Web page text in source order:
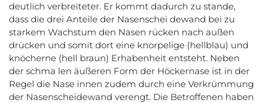
deutlich verbreiteter. Er kommt dadurch zu stande,
dass die drei Anteile der Nasenschei dewand bei zu
starkem Wachstum den Nasen rücken nach außen
drücken und somit dort eine knorpelige (hellblau) und
knöcherne (hell braun) Erhabenheit entsteht. Neben
der schma len äußeren Form der Höckernase ist in der
Regel die Nase innen zudem durch eine Verkrümmung
der Nasenscheidewand verengt. Die Betroffenen haben